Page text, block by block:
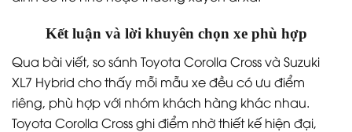
Kết luận và lời khuyên chọn xe phù hợp
Qua bài viết, so sánh Toyota Corolla Cross và Suzuki
XL7 Hybrid cho thấy mỗi mẫu xe đều có ưu điểm
riêng, phù hợp với nhóm khách hàng khác nhau.
Toyota Corolla Cross ghi điểm nhờ thiết kế hiện đại,